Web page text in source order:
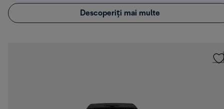
Descoperiți mai multe